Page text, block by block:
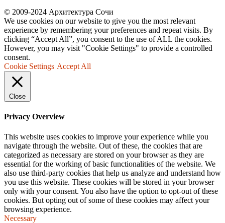
© 2009-2024 Архитектура Сочи
We use cookies on our website to give you the most relevant
experience by remembering your preferences and repeat visits. By
clicking “Accept All”, you consent to the use of ALL the cookies.
However, you may visit "Cookie Settings" to provide a controlled
consent.
Cookie Settings Accept All
Close
Privacy Overview
This website uses cookies to improve your experience while you
navigate through the website. Out of these, the cookies that are
categorized as necessary are stored on your browser as they are
essential for the working of basic functionalities of the website. We
also use third-party cookies that help us analyze and understand how
you use this website. These cookies will be stored in your browser
only with your consent. You also have the option to opt-out of these
cookies. But opting out of some of these cookies may affect your
browsing experience.
Necessary